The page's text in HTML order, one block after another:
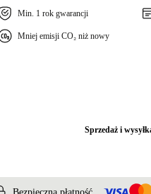
Min. 1 rok gwarancji
Mniej emisji CO₂ niż nowy
Sprzedaż i